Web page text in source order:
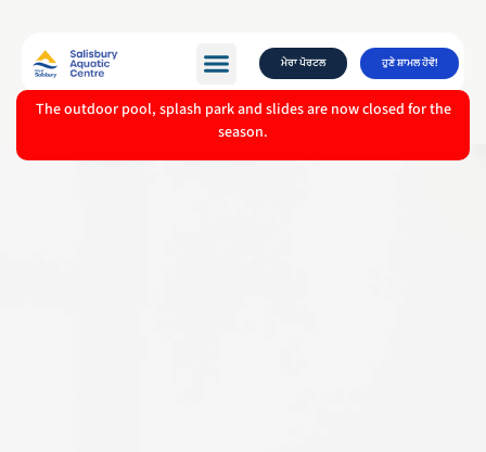
ਮੇਰਾ ਪੋਰਟਲ ਹੁਣੇ ਸ਼ਾਮਲ ਹੋਵੋ!
The outdoor pool, splash park and slides are now closed for the
season.